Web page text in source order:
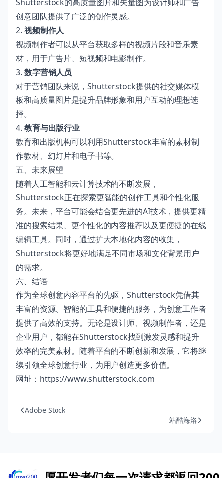
Shutterstock的高质量图片和矢量图为设计师和广告
创意团队提供了广泛的创作灵感。
2. 视频制作人
视频制作者可以从平台获取多样的视频片段和音乐素
材，用于广告片、短视频和电影制作。
3. 数字营销人员
对于营销团队来说，Shutterstock提供的社交媒体模
板和高质量图片是提升品牌形象和用户互动的理想选
择。
4. 教育与出版行业
教育和出版机构可以利用Shutterstock丰富的素材制
作教材、幻灯片和电子书等。
五、未来展望
随着人工智能和云计算技术的不断发展，
Shutterstock正在探索更智能的创作工具和个性化服
务。未来，平台可能会结合更先进的AI技术，提供更精
准的搜索结果、更个性化的内容推荐以及更便捷的在线
编辑工具。同时，通过扩大本地化内容的收集，
Shutterstock将更好地满足不同市场和文化背景用户
的需求。
六、结语
作为全球创意内容平台的先驱，Shutterstock凭借其
丰富的资源、智能的工具和便捷的服务，为创意工作者
提供了高效的支持。无论是设计师、视频制作者，还是
企业用户，都能在Shutterstock找到激发灵感和提升
效率的完美素材。随着平台的不断创新和发展，它将继
续引领全球创意行业，为用户创造更多价值。
网址： https://www.shutterstock.com
Adobe Stock
站酷海洛